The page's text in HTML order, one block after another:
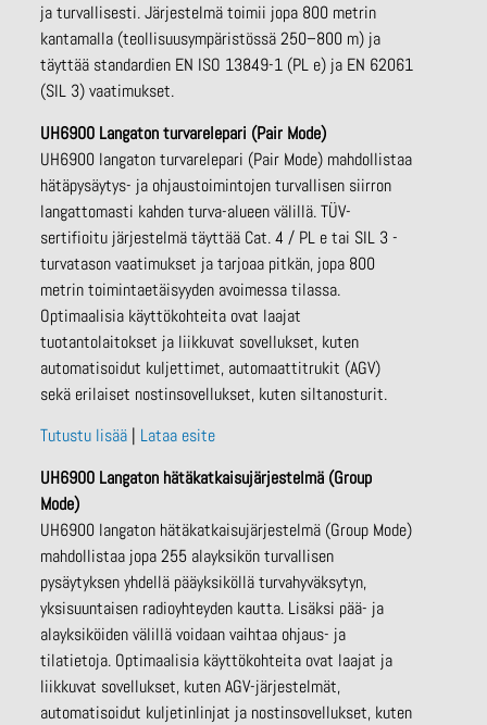
ja turvallisesti. Järjestelmä toimii jopa 800 metrin
kantamalla (teollisuusympäristössä 250–800 m) ja
täyttää standardien EN ISO 13849-1 (PL e) ja EN 62061
(SIL 3) vaatimukset.
UH6900 Langaton turvarelepari (Pair Mode)
UH6900 langaton turvarelepari (Pair Mode) mahdollistaa
hätäpysäytys- ja ohjaustoimintojen turvallisen siirron
langattomasti kahden turva-alueen välillä. TÜV-
sertifioitu järjestelmä täyttää Cat. 4 / PL e tai SIL 3 -
turvatason vaatimukset ja tarjoaa pitkän, jopa 800
metrin toimintaetäisyyden avoimessa tilassa.
Optimaalisia käyttökohteita ovat laajat
tuotantolaitokset ja liikkuvat sovellukset, kuten
automatisoidut kuljettimet, automaattitrukit (AGV)
sekä erilaiset nostinsovellukset, kuten siltanosturit.
Tutustu lisää | Lataa esite
UH6900 Langaton hätäkatkaisujärjestelmä (Group
Mode)
UH6900 langaton hätäkatkaisujärjestelmä (Group Mode)
mahdollistaa jopa 255 alayksikön turvallisen
pysäytyksen yhdellä pääyksiköllä turvahyväksytyn,
yksisuuntaisen radioyhteyden kautta. Lisäksi pää- ja
alayksiköiden välillä voidaan vaihtaa ohjaus- ja
tilatietoja. Optimaalisia käyttökohteita ovat laajat ja
liikkuvat sovellukset, kuten AGV-järjestelmät,
automatisoidut kuljetinlinjat ja nostinsovellukset, kuten